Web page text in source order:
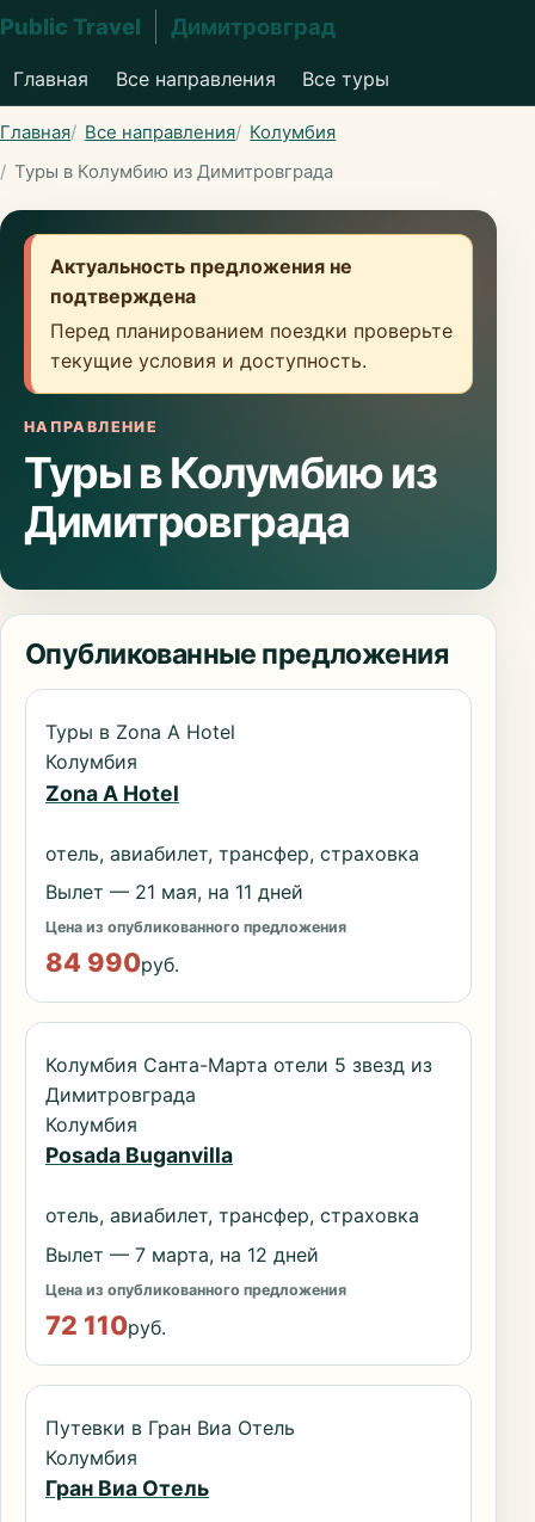
Public Travel Димитровград
Главная Все направления Все туры
Главная Все направления
Колумбия
Туры в Колумбию из Димитровграда
Актуальность предложения не
подтверждена
Перед планированием поездки проверьте
текущие условия и доступность.
НАПРАВЛЕНИЕ
Туры в Колумбию из
Димитровграда
Опубликованные предложения
Туры в Zona A Hotel
Колумбия
Zona A Hotel
отель, авиабилет, трансфер, страховка
Вылет — 21 мая, на 11 дней
Цена из опубликованного предложения
84 990руб.
Колумбия Санта-Марта отели 5 звезд из
Димитровграда
Колумбия
Posada Buganvilla
отель, авиабилет, трансфер, страховка
Вылет — 7 марта, на 12 дней
Цена из опубликованного предложения
72 110руб.
Путевки в Гран Виа Отель
Колумбия
Гран Виа Отель